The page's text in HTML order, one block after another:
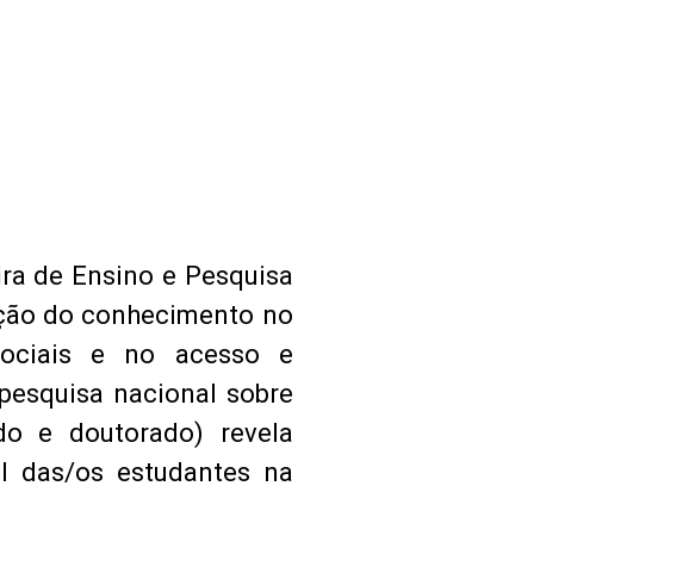
de Ensino e Pesquisa
do conhecimento no
e no acesso e
nacional sobre
e doutorado) revela
das/os estudantes na